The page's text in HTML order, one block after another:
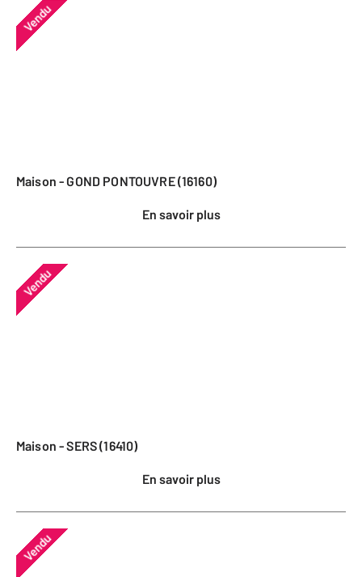
Vendu
Maison - GOND PONTOUVRE (16160)
En savoir plus
Vendu
Maison - SERS (16410)
En savoir plus
Vendu